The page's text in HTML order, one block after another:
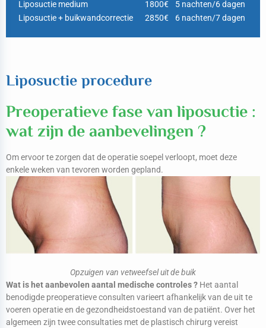
Liposuctie medium 1800€
5 nachten/6 dagen
Liposuctie + buikwandcorrectie
2850€ 6 nachten/7 dagen
Liposuctie procedure
Preoperatieve fase van liposuctie :
wat zijn de aanbevelingen ?
Om ervoor te zorgen dat de operatie soepel verloopt, moet deze
enkele weken van tevoren worden gepland.
Opzuigen van vetweefsel uit de buik
Wat is het aanbevolen aantal medische controles ? Het aantal
benodigde preoperatieve consulten varieert afhankelijk van de uit te
voeren operatie en de gezondheidstoestand van de patiënt. Over het
algemeen zijn twee consultaties met de plastisch chirurg vereist